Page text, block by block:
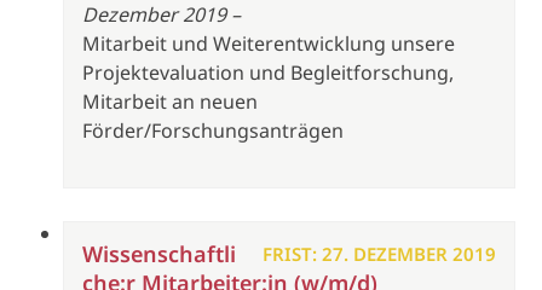
Dezember 2019 –
Mitarbeit und Weiterentwicklung unsere
Projektevaluation und Begleitforschung,
Mitarbeit an neuen
Förder/Forschungsanträgen
FRIST: 27. DEZEMBER 2019
Wissenschaftli
che:r Mitarbeiter:in (w/m/d)